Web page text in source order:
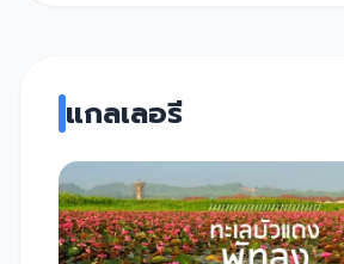
แกลเลอรี